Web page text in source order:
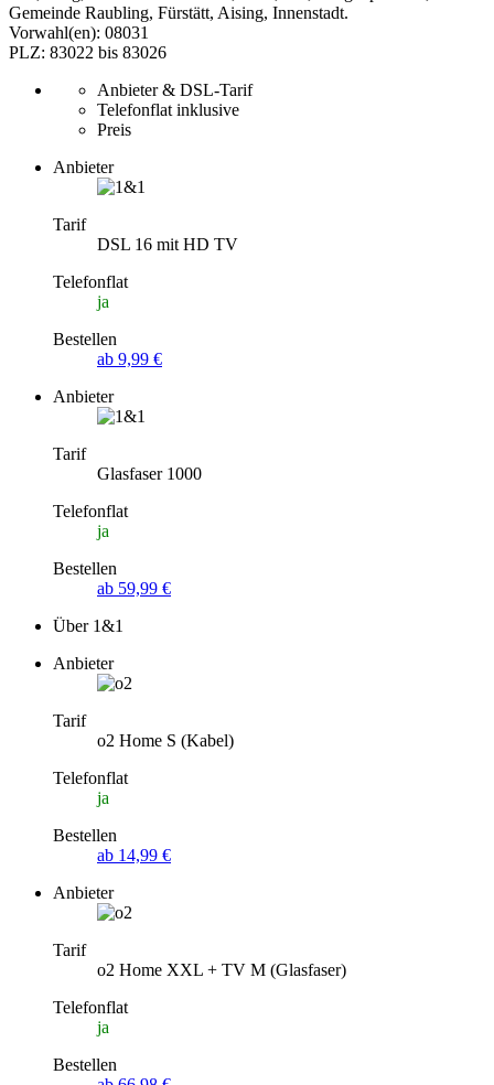
Gemeinde Raubling, Fürstätt, Aising, Innenstadt.
Vorwahl(en): 08031
PLZ: 83022 bis 83026
Anbieter & DSL-Tarif
Telefonflat inklusive
Preis
Anbieter
Tarif
DSL 16 mit HD TV
Telefonflat
ja
Bestellen
ab 9,99 €
Anbieter
Tarif
Glasfaser 1000
Telefonflat
ja
Bestellen
ab 59,99 €
Über 1&1
Anbieter
Tarif
o2 Home S (Kabel)
Telefonflat
ja
Bestellen
ab 14,99 €
Anbieter
Tarif
o2 Home XXL + TV M (Glasfaser)
Telefonflat
ja
Bestellen